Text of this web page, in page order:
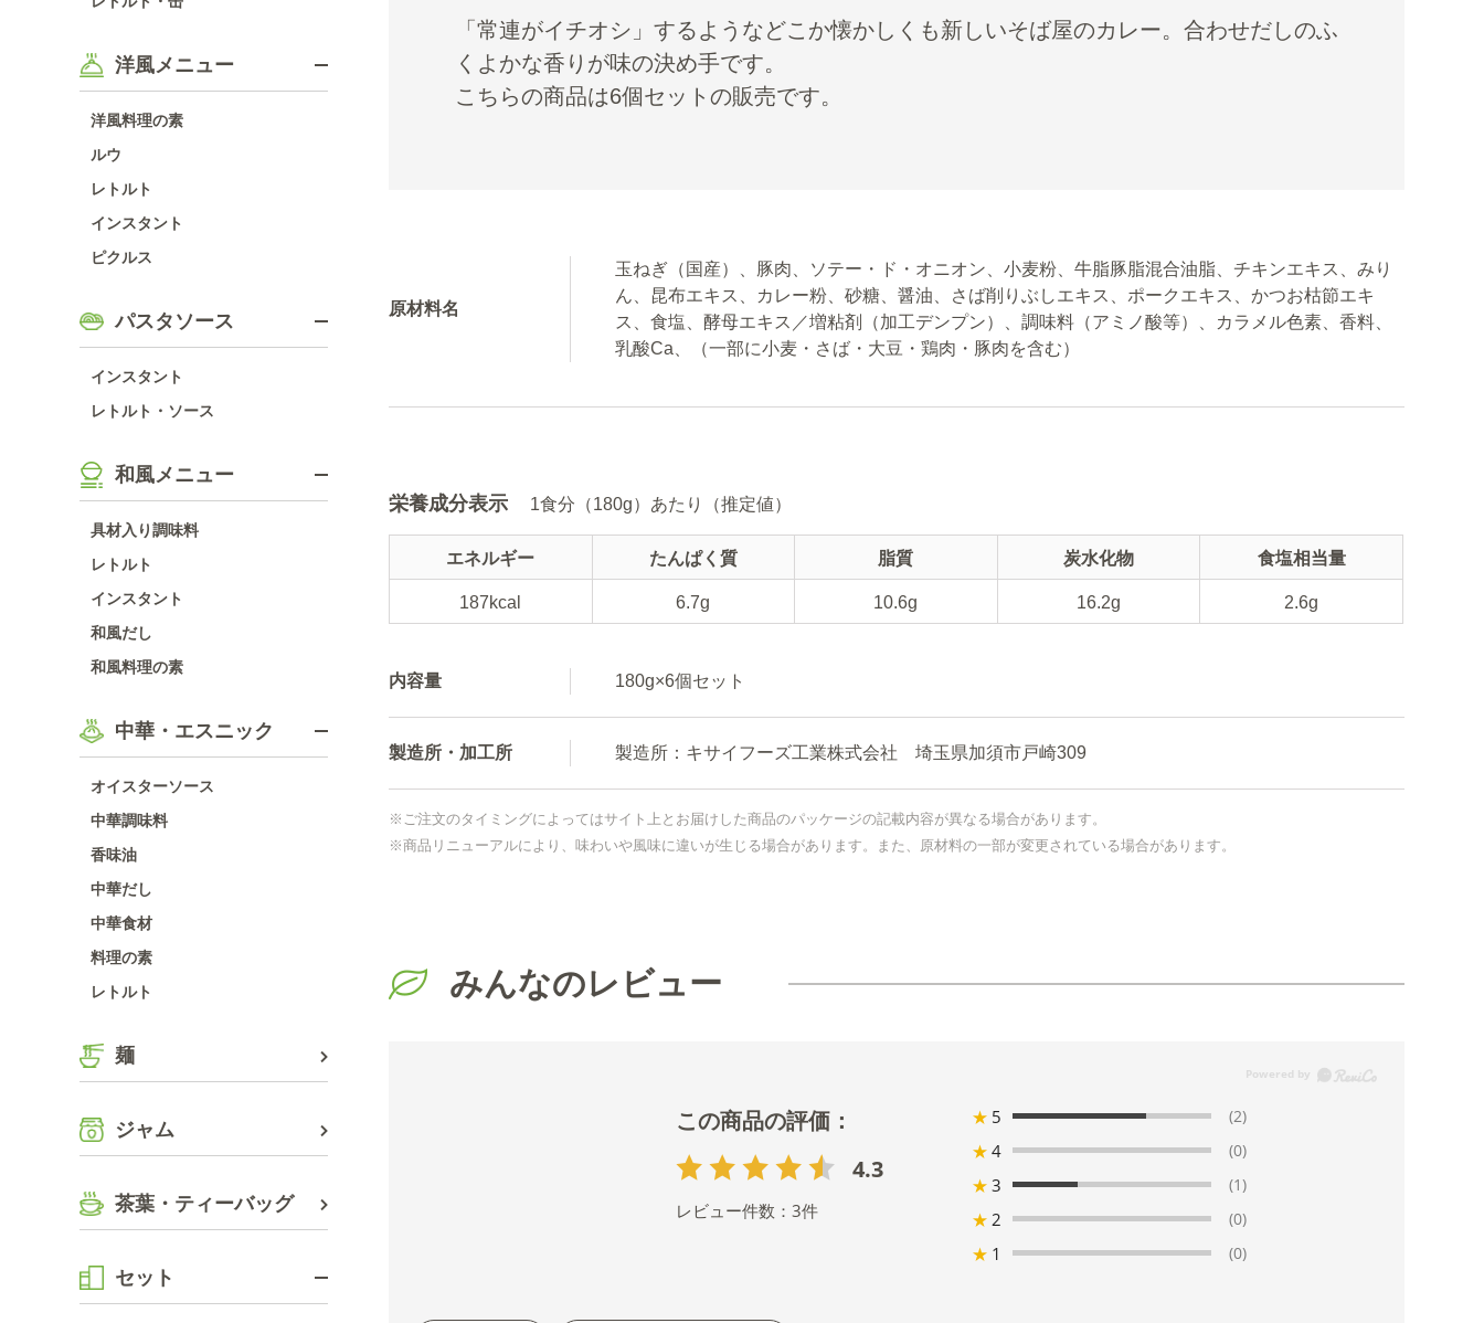
洋風メニュー
洋風料理の素
ルウ
レトルト
インスタント
ピクルス
パスタソース
インスタント
レトルト・ソース
和風メニュー
具材入り調味料
レトルト
インスタント
和風だし
和風料理の素
中華・エスニック
オイスターソース
中華調味料
香味油
中華だし
中華食材
料理の素
レトルト
麺
ジャム
茶葉・ティーバッグ
セット
「常連がイチオシ」するようなどこか懐かしくも新しいそば屋のカレー。合わせだしのふ
くよかな香りが味の決め手です。
こちらの商品は6個セットの販売です。
原材料名
玉ねぎ（国産）、豚肉、ソテー・ド・オニオン、小麦粉、牛脂豚脂混合油脂、チキンエキス、みり
ん、昆布エキス、カレー粉、砂糖、醤油、さば削りぶしエキス、ポークエキス、かつお枯節エキ
ス、食塩、酵母エキス／増粘剤（加工デンプン）、調味料（アミノ酸等）、カラメル色素、香料、
乳酸Ca、（一部に小麦・さば・大豆・鶏肉・豚肉を含む）
栄養成分表示 1食分（180g）あたり（推定値）
エネルギー
187kcal
たんぱく質
6.7g
脂質
10.6g
炭水化物
16.2g
食塩相当量
2.6g
内容量 180g×6個セット
製造所・加工所 製造所：キサイフーズ工業株式会社 埼玉県加須市戸崎309
※ご注文のタイミングによってはサイト上とお届けした商品のパッケージの記載内容が異なる場合があります。
※商品リニューアルにより、味わいや風味に違いが生じる場合があります。また、原材料の一部が変更されている場合があります。
みんなのレビュー
4.3
レビュー件数： 3件
★ 5 (2)
★ 4 (0)
★ 3 (1)
★ 2 (0)
★ 1 (0)